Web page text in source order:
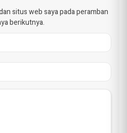
situs web saya pada peramban
berikutnya.